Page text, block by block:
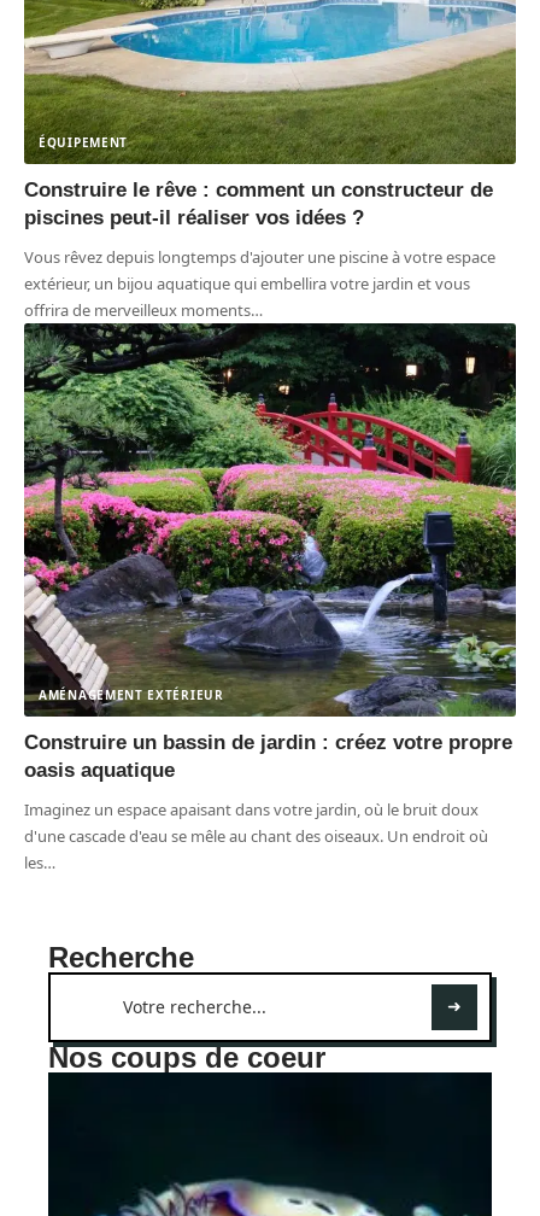
ÉQUIPEMENT
Construire le rêve : comment un constructeur de
piscines peut-il réaliser vos idées ?
Vous rêvez depuis longtemps d'ajouter une piscine à votre espace
extérieur, un bijou aquatique qui embellira votre jardin et vous
offrira de merveilleux moments…
AMÉNAGEMENT EXTÉRIEUR
Construire un bassin de jardin : créez votre propre
oasis aquatique
Imaginez un espace apaisant dans votre jardin, où le bruit doux
d'une cascade d'eau se mêle au chant des oiseaux. Un endroit où
les…
Recherche
Nos coups de coeur